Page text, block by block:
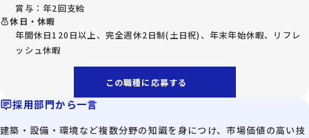
賞与：年2回支給
休日・休暇
年間休日120日以上、完全週休2日制(土日祝)、年末年始休暇、リフレ
ッシュ休暇
この職種に応募する
採用部門から一言
建築・設備・環境など複数分野の知識を身につけ、市場価値の高い技